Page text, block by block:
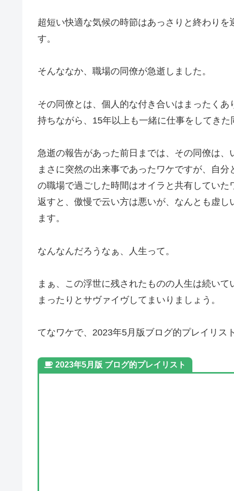
超短い快適な気候の時節はあっさりと終わり
す。
そんななか、職場の同僚が急逝しました。
その同僚とは、個人的な付き合いはまったく
持ちながら、15年以上も一緒に仕事をしてきた
急逝の報告があった前日までは、その同僚は、
まさに突然の出来事であったワケですが、自
の職場で過ごした時間はオイラと共有してい
返すと、傲慢で云い方は悪いが、なんとも虚
ます。
なんなんだろうなぁ、人生って。
まぁ、この浮世に残されたものの人生は続い
まったりとサヴァイヴしてまいりましょう。
てなワケで、2023年5月版ブログ的プレイリス
2023年5月版 ブログ的プレイリスト